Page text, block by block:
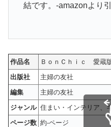
結です。-amazonより
作品名
ＢｏｎＣｈｉｃ 愛蔵
出版社
主婦の友社
編集
主婦の友社
ジャンル 住まい・インテリア、
ページ数 約-ページ